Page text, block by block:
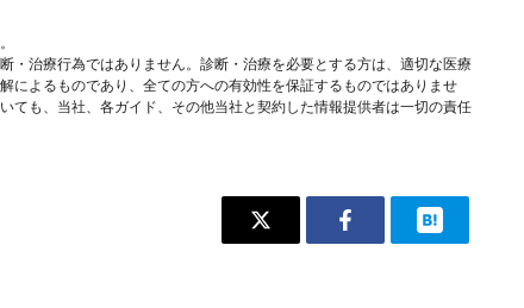
治療行為ではありません。診断・治療を必要とする方は、適切な医療
によるものであり、全ての方への有効性を保証するものではありませ
ても、当社、各ガイド、その他当社と契約した情報提供者は一切の責任